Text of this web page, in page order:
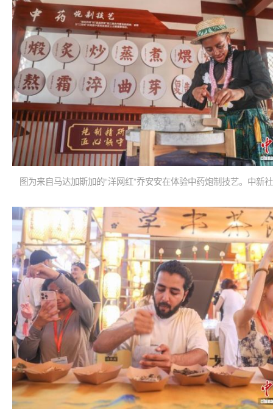
图为来自马达加斯加的“洋网红”乔安安在体验中药炮制技艺。中新